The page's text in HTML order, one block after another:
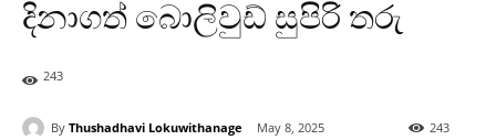
දිනාගත් බොලිවුඩ් සුපිරි තරු
243
By Thushadhavi Lokuwithanage May 8, 2025 243